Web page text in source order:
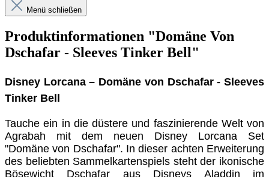
Menü schließen
Produktinformationen "Domäne Von
Dschafar - Sleeves Tinker Bell"
Disney Lorcana – Domäne von Dschafar - Sleeves
Tinker Bell
Tauche ein in die düstere und faszinierende Welt von
Agrabah mit dem neuen Disney Lorcana Set
"Domäne von Dschafar". In dieser achten Erweiterung
des beliebten Sammelkartenspiels steht der ikonische
Bösewicht Dschafar aus Disneys Aladdin im